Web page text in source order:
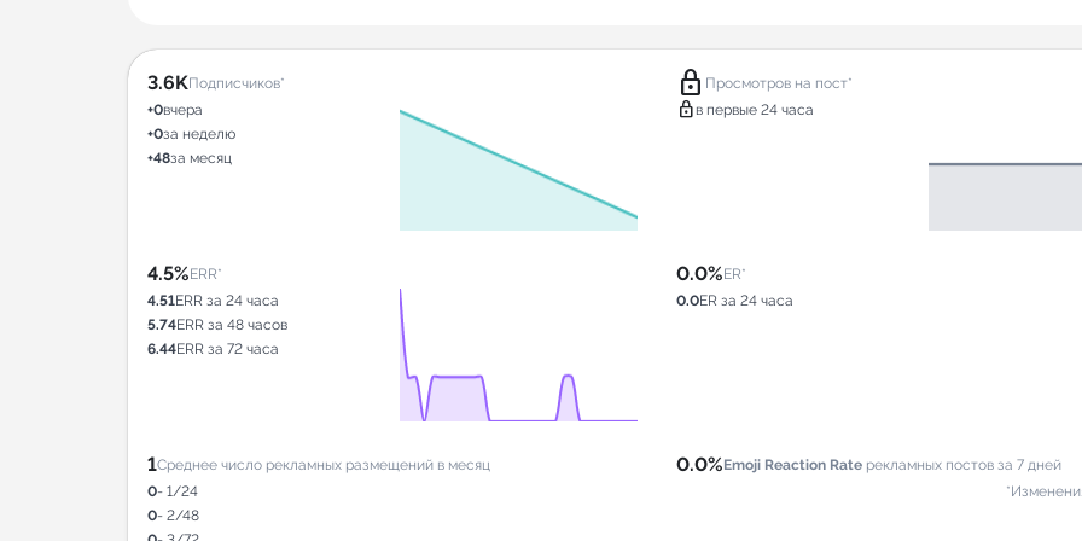
3.6KПодписчиков*
+0вчера
+0за неделю
+48за месяц
lock Просмотров на пост*
lock в первые 24 часа
4.5%ERR*
4.51ERR за 24 часа
5.74ERR за 48 часов
6.44ERR за 72 часа
0.0%ER*
0.0ER за 24 часа
1Среднее число рекламных размещений в месяц
0- 1/24
0- 2/48
0.0%Emoji Reaction Rate рекламных постов за 7 дней